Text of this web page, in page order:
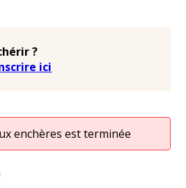
?
ici
enchères est terminée